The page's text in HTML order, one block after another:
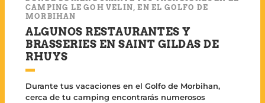
CAMPING LE GOH VELIN, EN EL GOLFO DE
MORBIHAN
ALGUNOS RESTAURANTES Y
BRASSERIES EN SAINT GILDAS DE
RHUYS
Durante tus vacaciones en el Golfo de Morbihan,
cerca de tu camping encontrarás numerosos